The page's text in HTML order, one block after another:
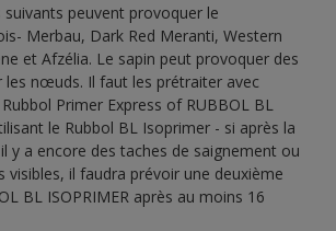
suivants peuvent provoquer le
Merbau, Dark Red Meranti, Western
et Afzélia. Le sapin peut provoquer des
les nœuds. Il faut les prétraiter avec
Primer Express of RUBBOL BL
le Rubbol BL Isoprimer - si après la
y a encore des taches de saignement ou
visibles, il faudra prévoir une deuxième
BL ISOPRIMER après au moins 16